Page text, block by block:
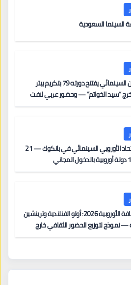
السينما السعودية
مهرجان كان السينمائي يفتتح دورته 79 بتكريم بيتر
“سيد الخواتم” — وحضور عربي لافت
مهرجان الاتحاد الأوروبي السينمائي في بانكوك — 21
عاصمتا الثقافة الأوروبية 2026: أولو الفنلندية وترينشين
— نموذج لتوزيع الحضور الثقافي خارج